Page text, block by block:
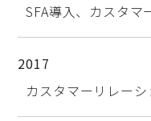
SFA導入、カスタマ
2017
カスタマーリレー